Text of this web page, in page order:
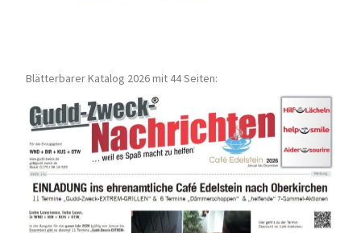
Blätterbarer Katalog 2026 mit 44 Seiten: